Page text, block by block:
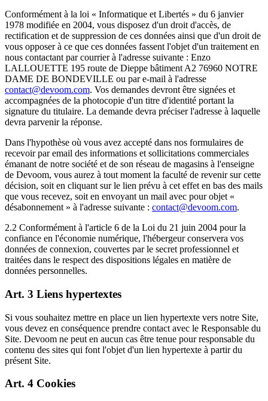
Conformément à la loi « Informatique et Libertés » du 6 janvier
1978 modifiée en 2004, vous disposez d'un droit d'accès, de
rectification et de suppression de ces données ainsi que d'un droit de
vous opposer à ce que ces données fassent l'objet d'un traitement en
nous contactant par courrier à l'adresse suivante : Enzo
LALLOUETTE 195 route de Dieppe bâtiment A2 76960 NOTRE
DAME DE BONDEVILLE ou par e-mail à l'adresse
contact@devoom.com. Vos demandes devront être signées et
accompagnées de la photocopie d'un titre d'identité portant la
signature du titulaire. La demande devra préciser l'adresse à laquelle
devra parvenir la réponse.
Dans l'hypothèse où vous avez accepté dans nos formulaires de
recevoir par email des informations et sollicitations commerciales
émanant de notre société et de son réseau de magasins à l'enseigne
de Devoom, vous aurez à tout moment la faculté de revenir sur cette
décision, soit en cliquant sur le lien prévu à cet effet en bas des mails
que vous recevez, soit en envoyant un mail avec pour objet «
désabonnement » à l'adresse suivante : contact@devoom.com.
2.2 Conformément à l'article 6 de la Loi du 21 juin 2004 pour la
confiance en l'économie numérique, l'hébergeur conservera vos
données de connexion, couvertes par le secret professionnel et
traitées dans le respect des dispositions légales en matière de
données personnelles.
Art. 3 Liens hypertextes
Si vous souhaitez mettre en place un lien hypertexte vers notre Site,
vous devez en conséquence prendre contact avec le Responsable du
Site. Devoom ne peut en aucun cas être tenue pour responsable du
contenu des sites qui font l'objet d'un lien hypertexte à partir du
présent Site.
Art. 4 Cookies